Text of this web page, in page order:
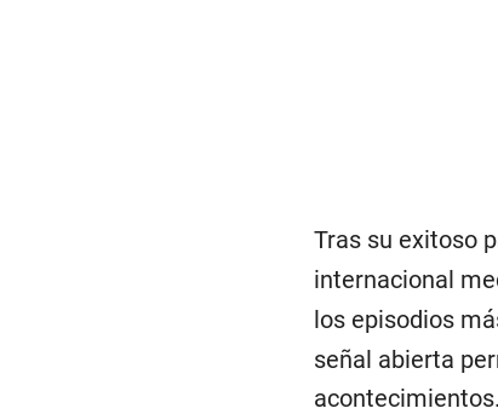
Tras su exitoso
internacional
los episodios
señal abierta
acontecimientos.